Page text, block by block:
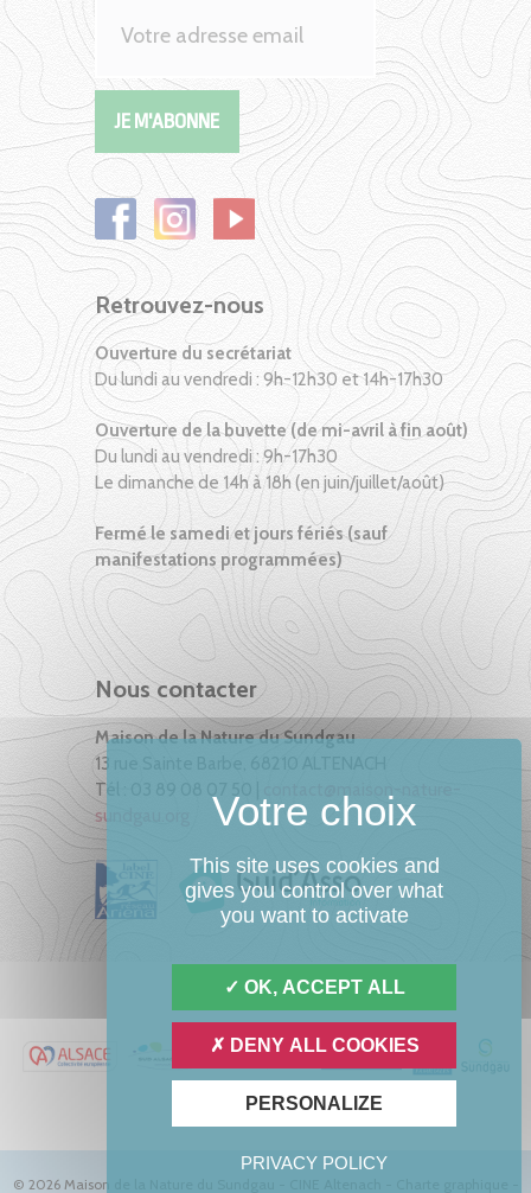
Retrouvez-nous
Ouverture du secrétariat
Du lundi au vendredi : 9h-12h30 et 14h-17h30
Ouverture de la buvette (de mi-avril à fin août)
Du lundi au vendredi : 9h-17h30
Le dimanche de 14h à 18h (en juin/juillet/août)
Fermé le samedi et jours fériés (sauf
manifestations programmées)
Nous contacter
Maison de la Nature du Sundgau
13 rue Sainte Barbe, 68210 ALTENACH
Tél : 03 89 08 07 50 |
sundgau.org
© 2026 Maison de la Nature du Sundgau - CINE Altenach -
This site uses cookies and
gives you control over what
you want to activate
OK, ACCEPT ALL
DENY ALL COOKIES
PERSONALIZE
PRIVACY POLICY